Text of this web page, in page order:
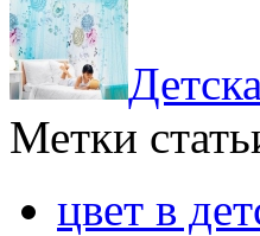
Метки
цвет в